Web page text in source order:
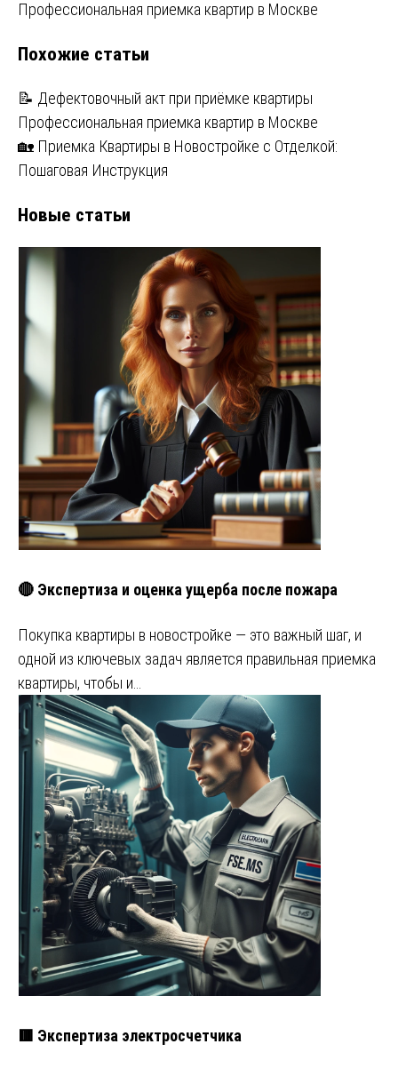
Профессиональная приемка квартир в Москве
Похожие статьи
📝 Дефектовочный акт при приёмке квартиры
Профессиональная приемка квартир в Москве
🏡 Приемка Квартиры в Новостройке с Отделкой:
Пошаговая Инструкция
Новые статьи
🔴 Экспертиза и оценка ущерба после пожара
Покупка квартиры в новостройке — это важный шаг, и
одной из ключевых задач является правильная приемка
квартиры, чтобы и…
🟥 Экспертиза электросчетчика